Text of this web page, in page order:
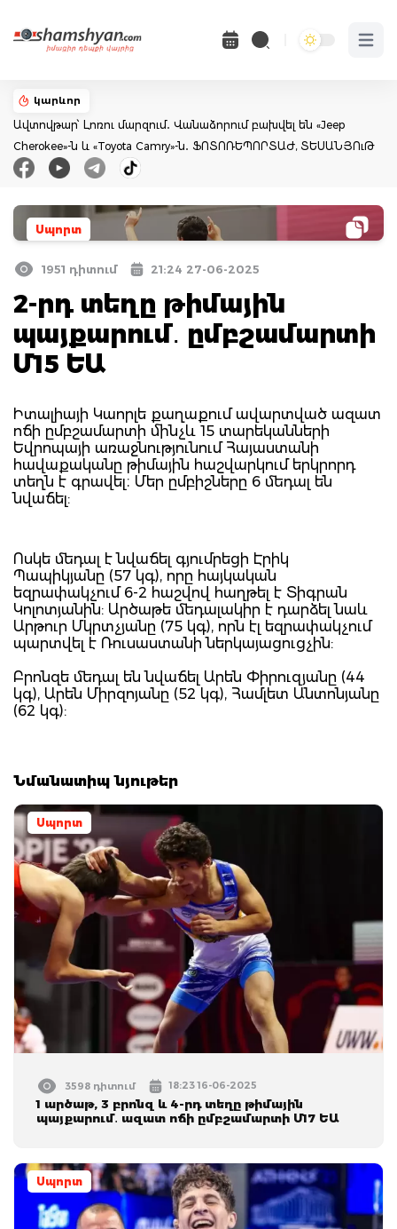
Open
կարևոր
Ավտովթար՝ Լոռու մարզում․ Վանաձորում բախվել են «Jeep
Cherokee»-ն և «Toyota Camry»-ն․ ՖՈՏՈՌԵՊՈՐՏԱԺ, ՏԵՍԱՆՅՈւԹ
Սպորտ
1951 դիտում 21:24 27-06-2025
2-րդ տեղը թիմային
պայքարում․ ըմբշամարտի
Մ15 ԵԱ
Իտալիայի Կաորլե քաղաքում ավարտված ազատ
ոճի ըմբշամարտի մինչև 15 տարեկանների
Եվրոպայի առաջնությունում Հայաստանի
հավաքականը թիմային հաշվարկում երկրորդ
տեղն է գրավել։ Մեր ըմբիշները 6 մեդալ են
նվաճել:
Ոսկե մեդալ է նվաճել գյումրեցի Էրիկ
Պապիկյանը (57 կգ), որը հայկական
եզրափակչում 6-2 հաշվով հաղթել է Տիգրան
Կոլոտյանին: Արծաթե մեդալակիր է դարձել նաև
Արթուր Մկրտչյանը (75 կգ), որն էլ եզրափակչում
պարտվել է Ռուսաստանի ներկայացուցչին:
Բրոնզե մեդալ են նվաճել Արեն Փիրուզյանը (44
կգ), Արեն Միրզոյանը (52 կգ), Համլետ Անտոնյանը
(62 կգ):
Նմանատիպ նյութեր
Սպորտ
3598 դիտում 18:23 16-06-2025
1 արծաթ, 3 բրոնզ և 4-րդ տեղը թիմային
պայքարում․ ազատ ոճի ըմբշամարտի Մ17 ԵԱ
Սպորտ